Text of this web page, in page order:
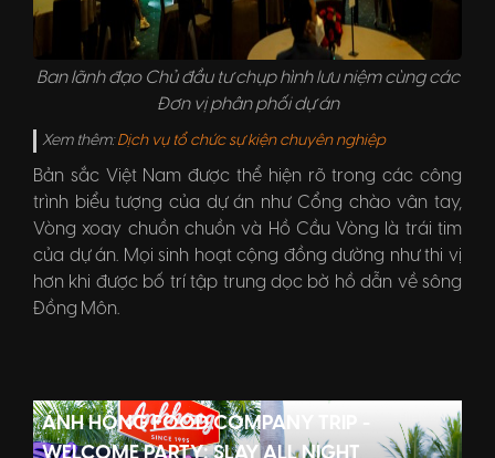
Ban lãnh đạo Chủ đầu tư chụp hình lưu niệm cùng các
Đơn vị phân phối dự án
Xem thêm:Dịch vụ tổ chức sự kiện chuyên nghiệp
Bản sắc Việt Nam được thể hiện rõ trong các công
trình biểu tượng của dự án như Cổng chào vân tay,
Vòng xoay chuồn chuồn và Hồ Cầu Vòng là trái tim
của dự án. Mọi sinh hoạt cộng đồng dường như thi vị
hơn khi được bố trí tập trung dọc bờ hồ dẫn về sông
Đồng Môn.
ÁNH HỒNG FOOD COMPANY TRIP -
WELCOME PARTY: SLAY ALL NIGHT